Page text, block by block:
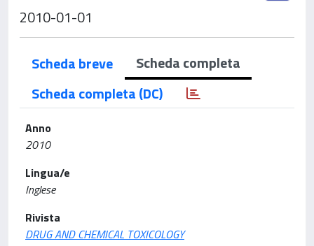
2010-01-01
Scheda breve
Scheda completa
Scheda completa (DC)
Anno
2010
Lingua/e
Inglese
Rivista
DRUG AND CHEMICAL TOXICOLOGY